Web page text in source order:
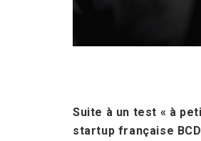
Suite à un test « à
startup française